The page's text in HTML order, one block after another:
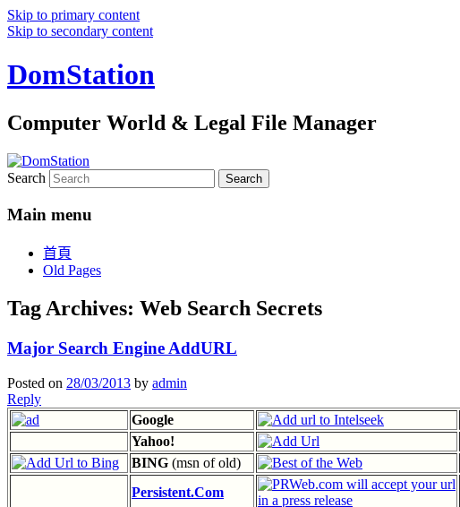
Skip to primary content
Skip to secondary content
DomStation
Computer World & Legal File Manager
Search
Main menu
首頁
Old Pages
Tag Archives: Web Search Secrets
Major Search Engine AddURL
Posted on 28/03/2013 by admin
Reply
Google
Yahoo!
BING (msn of old)
Persistent.Com